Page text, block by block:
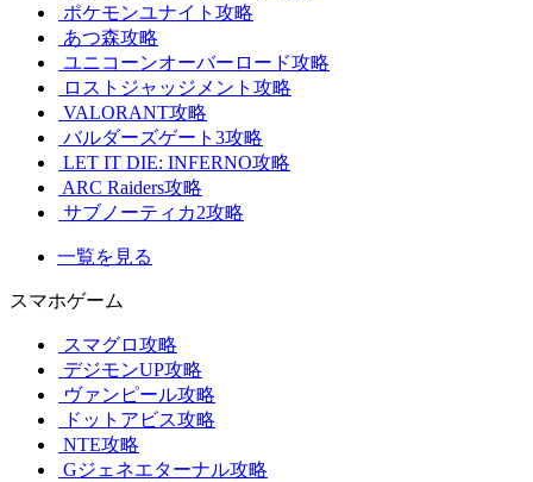
ポケモンユナイト攻略
あつ森攻略
ユニコーンオーバーロード攻略
ロストジャッジメント攻略
VALORANT攻略
バルダーズゲート3攻略
LET IT DIE: INFERNO攻略
ARC Raiders攻略
サブノーティカ2攻略
一覧を見る
スマホゲーム
スマグロ攻略
デジモンUP攻略
ヴァンピール攻略
ドットアビス攻略
NTE攻略
Gジェネエターナル攻略